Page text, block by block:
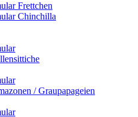
Frettchen
Chinchilla
/ Graupapageien